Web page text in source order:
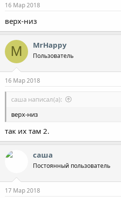
16 Мар 2018
верх-низ
M MrHappy
Пользователь
16 Мар 2018
саша написал(а):
верх-низ
так их там 2.
саша
Постоянный пользователь
17 Мар 2018